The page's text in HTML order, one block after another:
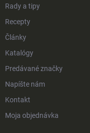
Rady a tipy
Recepty
Články
Katalógy
Predávané značky
Napíšte nám
Kontakt
Moja objednávka